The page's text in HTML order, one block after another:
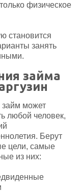
физическое
становится
занять
займа
может
любой человек,
Берут
цели, самые
из них: